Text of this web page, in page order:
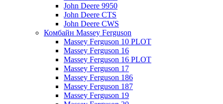
John Deere 9950
John Deere CTS
John Deere CWS
Комбайн Massey Ferguson
Massey Ferguson 10 PLOT
Massey Ferguson 16
Massey Ferguson 16 PLOT
Massey Ferguson 17
Massey Ferguson 186
Massey Ferguson 187
Massey Ferguson 19